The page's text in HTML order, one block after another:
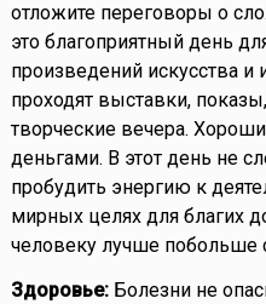
отложите переговоры о
это благоприятный день
произведений искусства и
проходят выставки,
творческие вечера.
деньгами. В этот день не
пробудить энергию к
мирных целях для благих
человеку лучше побольше
Здоровье:Болезни не